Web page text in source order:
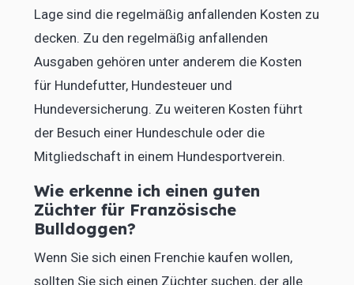
Lage sind die regelmäßig anfallenden Kosten zu
decken. Zu den regelmäßig anfallenden
Ausgaben gehören unter anderem die Kosten
für Hundefutter, Hundesteuer und
Hundeversicherung. Zu weiteren Kosten führt
der Besuch einer Hundeschule oder die
Mitgliedschaft in einem Hundesportverein.
Wie erkenne ich einen guten
Züchter für Französische
Bulldoggen?
Wenn Sie sich einen Frenchie kaufen wollen,
sollten Sie sich einen Züchter suchen, der alle